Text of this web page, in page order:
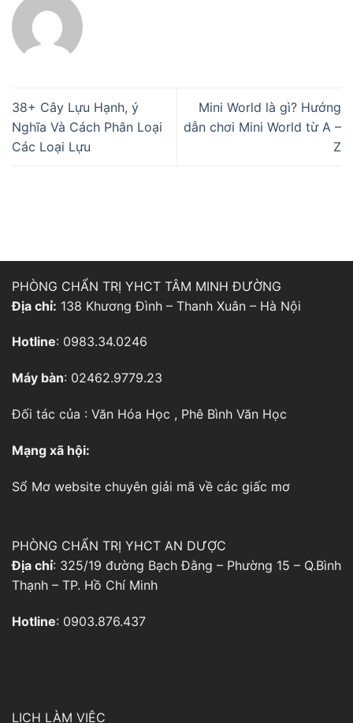
38+ Cây Lựu Hạnh, ý
Nghĩa Và Cách Phân Loại
Các Loại Lựu
Mini World là gì? Hướng
dẫn chơi Mini World từ A –
Z
PHÒNG CHẨN TRỊ YHCT TÂM MINH ĐƯỜNG
Địa chỉ: 138 Khương Đình – Thanh Xuân – Hà Nội
Hotline: 0983.34.0246
Máy bàn: 02462.9779.23
Đối tác của : Văn Hóa Học , Phê Bình Văn Học
Mạng xã hội:
Sổ Mơ website chuyên giải mã về các giấc mơ
PHÒNG CHẨN TRỊ YHCT AN DƯỢC
Địa chỉ: 325/19 đường Bạch Đằng – Phường 15 – Q.Bình
Thạnh – TP. Hồ Chí Minh
Hotline: 0903.876.437
LỊCH LÀM VIỆC